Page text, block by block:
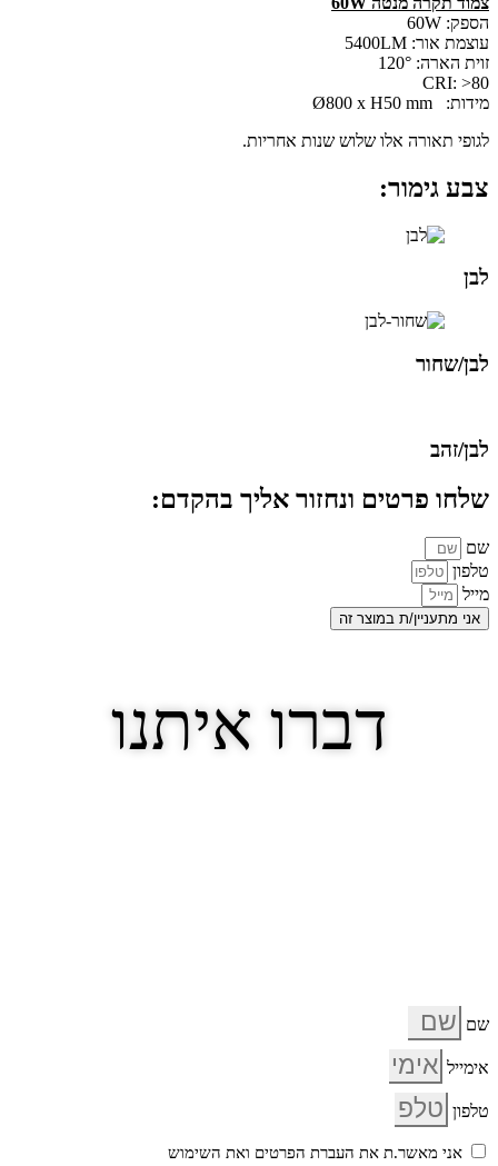
הספק: 60W
עוצמת אור: 5400LM
זוית הארה: 120°
CRI: >80
מידות: Ø800 x H50 mm
לגופי תאורה אלו שלוש שנות אחריות.
צבע גימור:
לבן
לבן/שחור
לבן/זהב
שלחו פרטים ונחזור אליך בהקדם:
שם
טלפון
מייל
אני מתעניין/ת במוצר זה
דברו איתנו
שם
אימייל
טלפון
אני מאשר.ת את העברת הפרטים ואת השימוש